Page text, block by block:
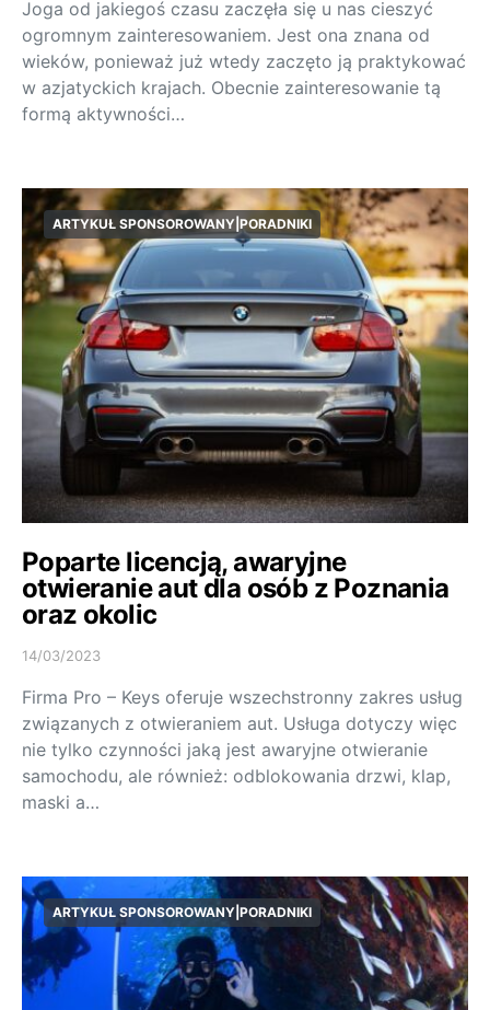
Joga od jakiegoś czasu zaczęła się u nas cieszyć
ogromnym zainteresowaniem. Jest ona znana od
wieków, ponieważ już wtedy zaczęto ją praktykować
w azjatyckich krajach. Obecnie zainteresowanie tą
formą aktywności…
ARTYKUŁ SPONSOROWANY|PORADNIKI
Poparte licencją, awaryjne
otwieranie aut dla osób z Poznania
oraz okolic
14/03/2023
Firma Pro – Keys oferuje wszechstronny zakres usług
związanych z otwieraniem aut. Usługa dotyczy więc
nie tylko czynności jaką jest awaryjne otwieranie
samochodu, ale również: odblokowania drzwi, klap,
maski a…
ARTYKUŁ SPONSOROWANY|PORADNIKI